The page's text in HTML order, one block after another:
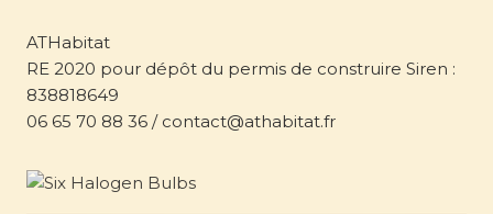
ATHabitat
RE 2020 pour dépôt du permis de construire Siren :
838818649
06 65 70 88 36 / contact@athabitat.fr